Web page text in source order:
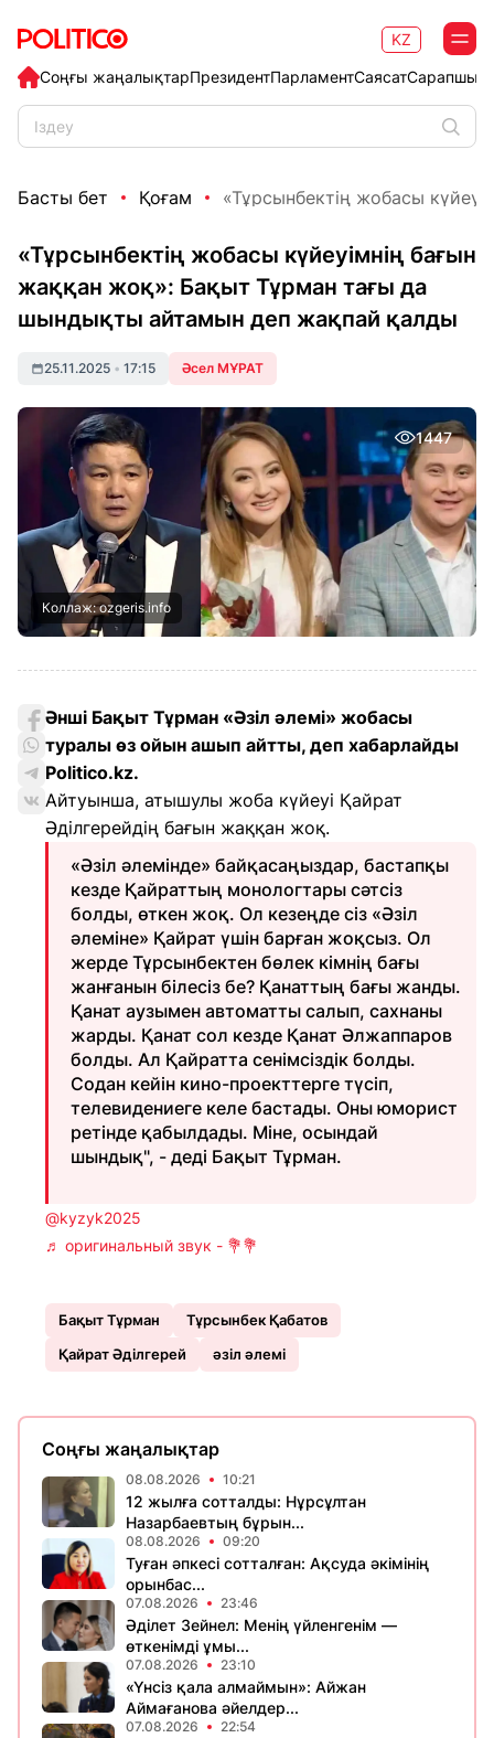
Соңғы жаңалықтарПрезидентПарламентСаясат
KZ
Басты бет Қоғам «Тұрсынбектің жобасы
«Тұрсынбектің жобасы күйеуімнің бағын
жаққан жоқ»: Бақыт Тұрман тағы да
шындықты айтамын деп жақпай қалды
25.11.2025 • 17:15 Әсел МҰРАТ
1447
Коллаж: ozgeris.info
Әнші Бақыт Тұрман «Әзіл әлемі» жобасы
туралы өз ойын ашып айтты, деп хабарлайды
Politico.kz.
Айтуынша, атышулы жоба күйеуі Қайрат
Әділгерейдің бағын жаққан жоқ.
«Әзіл әлемінде» байқасаңыздар, бастапқы
кезде Қайраттың монологтары сәтсіз
болды, өткен жоқ. Ол кезеңде сіз «Әзіл
әлеміне» Қайрат үшін барған жоқсыз. Ол
жерде Тұрсынбектен бөлек кімнің бағы
жанғанын білесіз бе? Қанаттың бағы жанды.
Қанат аузымен автоматты салып, сахнаны
жарды. Қанат сол кезде Қанат Әлжаппаров
болды. Ал Қайратта сенімсіздік болды.
Содан кейін кино-проекттерге түсіп,
телевидениеге келе бастады. Оны юморист
ретінде қабылдады. Міне, осындай
шындық", - деді Бақыт Тұрман.
@kyzyk2025
♬ оригинальный звук - 💐💐
Бақыт Тұрман
Тұрсынбек Қабатов
Қайрат Әділгерей
әзіл әлемі
Соңғы жаңалықтар
08.08.2026 10:21
12 жылға сотталды: Нұрсұлтан
Назарбаевтың бұрын...
08.08.2026 09:20
Туған әпкесі сотталған: Ақсуда әкімінің
орынбас...
07.08.2026 23:46
Әділет Зейнел: Менің үйленгенім —
өткенімді ұмы...
07.08.2026 23:10
«Үнсіз қала алмаймын»: Айжан
Аймағанова әйелдер...
07.08.2026 22:54